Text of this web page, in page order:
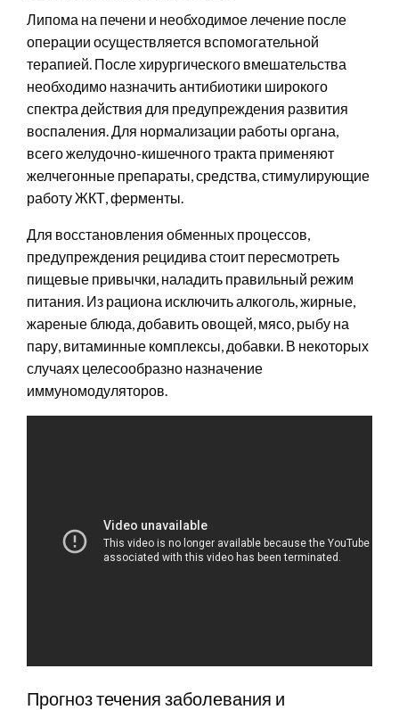
Липома на печени и необходимое лечение после
операции осуществляется вспомогательной
терапией. После хирургического вмешательства
необходимо назначить антибиотики широкого
спектра действия для предупреждения развития
воспаления. Для нормализации работы органа,
всего желудочно-кишечного тракта применяют
желчегонные препараты, средства, стимулирующие
работу ЖКТ, ферменты.
Для восстановления обменных процессов,
предупреждения рецидива стоит пересмотреть
пищевые привычки, наладить правильный режим
питания. Из рациона исключить алкоголь, жирные,
жареные блюда, добавить овощей, мясо, рыбу на
пару, витаминные комплексы, добавки. В некоторых
случаях целесообразно назначение
иммуномодуляторов.
Прогноз течения заболевания и